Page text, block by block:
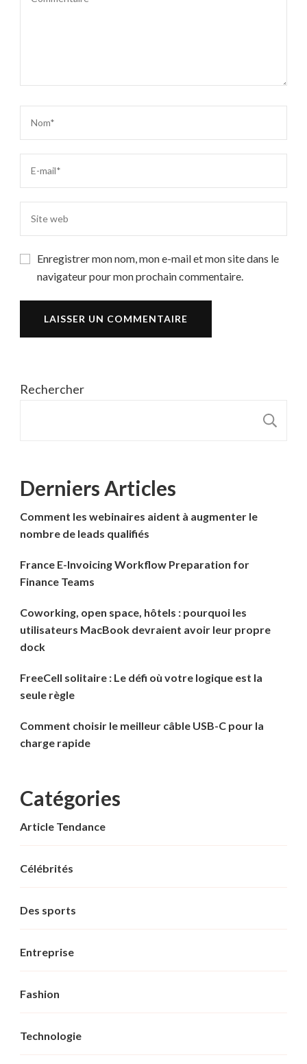
Enregistrer mon nom, mon e-mail et mon site dans le
navigateur pour mon prochain commentaire.
Rechercher
Derniers Articles
Comment les webinaires aident à augmenter le
nombre de leads qualifiés
France E-Invoicing Workflow Preparation for
Finance Teams
Coworking, open space, hôtels : pourquoi les
utilisateurs MacBook devraient avoir leur propre
dock
FreeCell solitaire : Le défi où votre logique est la
seule règle
Comment choisir le meilleur câble USB-C pour la
charge rapide
Catégories
Article Tendance
Célébrités
Des sports
Entreprise
Fashion
Technologie